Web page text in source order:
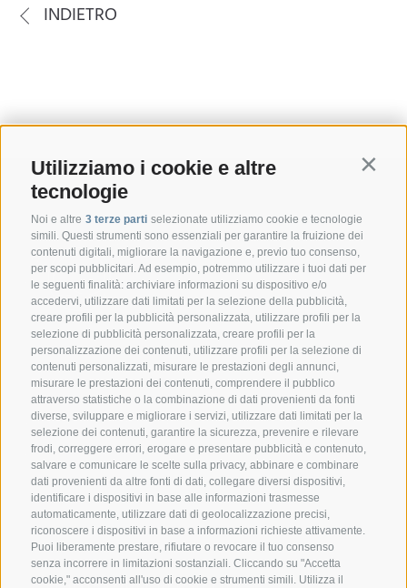
Utilizziamo i cookie e altre
tecnologie
Noi e altre 3 terze parti selezionate utilizziamo cookie e tecnologie
simili. Questi strumenti sono essenziali per garantire la fruizione dei
contenuti digitali, migliorare la navigazione e, previo tuo consenso,
per scopi pubblicitari. Ad esempio, potremmo utilizzare i tuoi dati per
le seguenti finalità: archiviare informazioni su dispositivo e/o
accedervi, utilizzare dati limitati per la selezione della pubblicità,
creare profili per la pubblicità personalizzata, utilizzare profili per la
selezione di pubblicità personalizzata, creare profili per la
personalizzazione dei contenuti, utilizzare profili per la selezione di
contenuti personalizzati, misurare le prestazioni degli annunci,
misurare le prestazioni dei contenuti, comprendere il pubblico
attraverso statistiche o la combinazione di dati provenienti da fonti
diverse, sviluppare e migliorare i servizi, utilizzare dati limitati per la
selezione dei contenuti, garantire la sicurezza, prevenire e rilevare
frodi, correggere errori, erogare e presentare pubblicità e contenuto,
salvare e comunicare le scelte sulla privacy, abbinare e combinare
dati provenienti da altre fonti di dati, collegare diversi dispositivi,
identificare i dispositivi in base alle informazioni trasmesse
automaticamente, utilizzare dati di geolocalizzazione precisi,
riconoscere i dispositivi in base a informazioni richieste attivamente.
Puoi liberamente prestare, rifiutare o revocare il tuo consenso
senza incorrere in limitazioni sostanziali. Cliccando su "Accetta
cookie," acconsenti all'uso di cookie e strumenti simili. Utilizza il
INDIETRO
CONTATTO
Federazione Prov.le Allevatori Trento
Via delle Bettine, 40 - 38121 Trento
Tel.:+39 0461 432111
info@superbrown.it